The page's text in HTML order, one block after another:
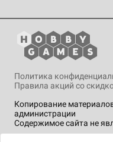
Копирование
администрации
Содержимое сайта не
Политика
Правила акций со